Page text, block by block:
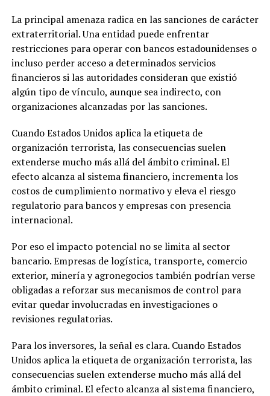
La principal amenaza radica en las sanciones de carácter
extraterritorial. Una entidad puede enfrentar
restricciones para operar con bancos estadounidenses o
incluso perder acceso a determinados servicios
financieros si las autoridades consideran que existió
algún tipo de vínculo, aunque sea indirecto, con
organizaciones alcanzadas por las sanciones.
Cuando Estados Unidos aplica la etiqueta de
organización terrorista, las consecuencias suelen
extenderse mucho más allá del ámbito criminal. El
efecto alcanza al sistema financiero, incrementa los
costos de cumplimiento normativo y eleva el riesgo
regulatorio para bancos y empresas con presencia
internacional.
Por eso el impacto potencial no se limita al sector
bancario. Empresas de logística, transporte, comercio
exterior, minería y agronegocios también podrían verse
obligadas a reforzar sus mecanismos de control para
evitar quedar involucradas en investigaciones o
revisiones regulatorias.
Para los inversores, la señal es clara. Cuando Estados
Unidos aplica la etiqueta de organización terrorista, las
consecuencias suelen extenderse mucho más allá del
ámbito criminal. El efecto alcanza al sistema financiero,